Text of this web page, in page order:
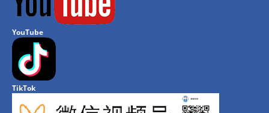
YouTube
TikTok